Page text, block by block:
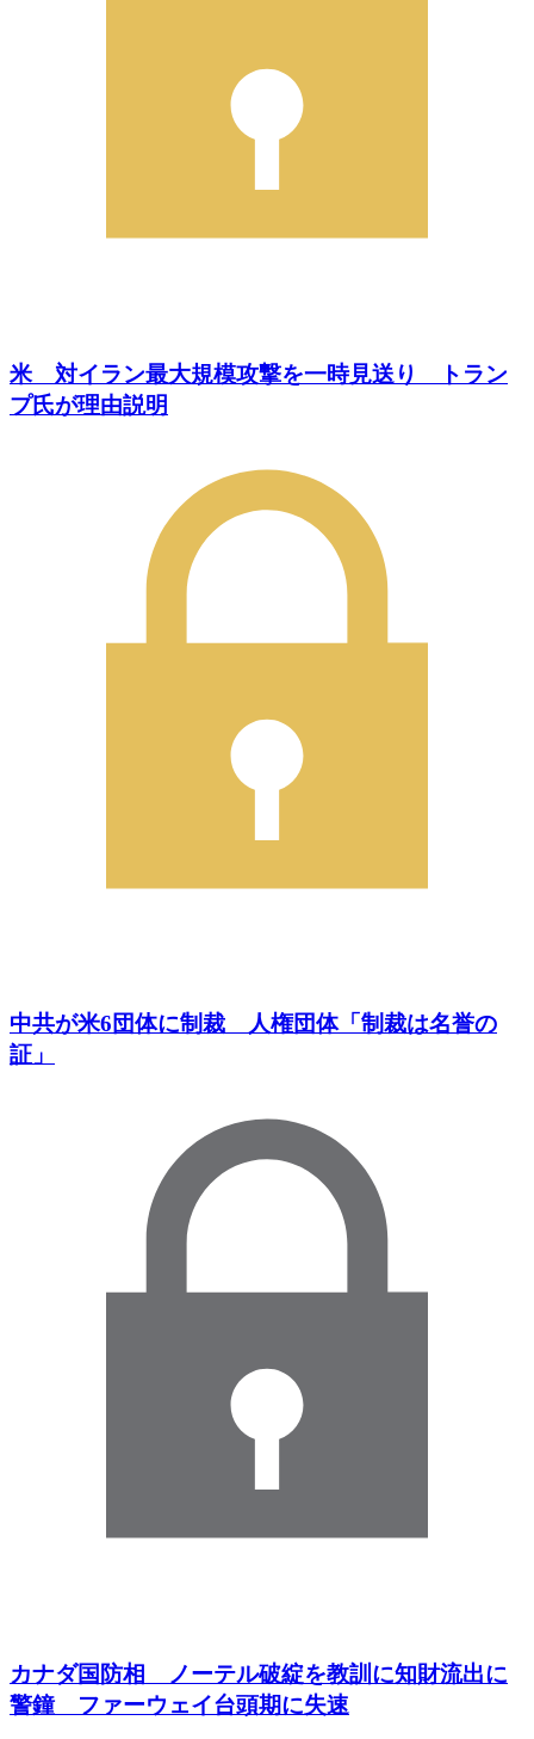
米 対イラン最大規模攻撃を一時見送り トラン
プ氏が理由説明
中共が米6団体に制裁 人権団体「制裁は名誉の
証」
カナダ国防相 ノーテル破綻を教訓に知財流出に
警鐘 ファーウェイ台頭期に失速